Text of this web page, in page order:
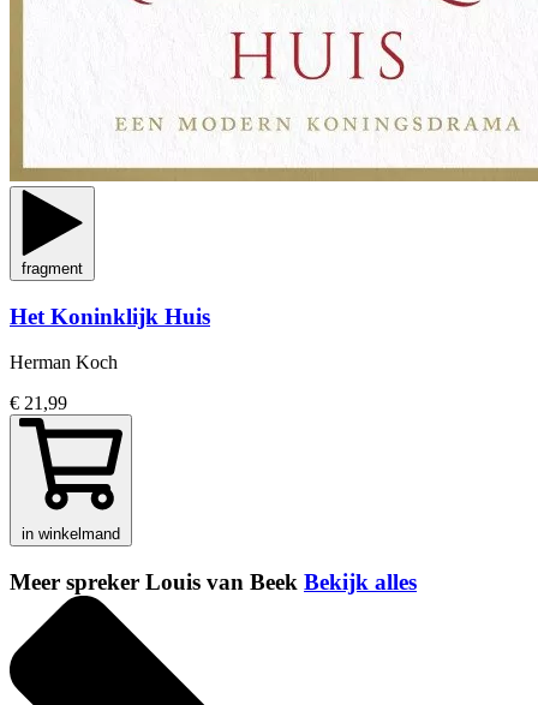
fragment
Het Koninklijk Huis
Herman Koch
€ 21,99
in winkelmand
Meer spreker Louis van Beek Bekijk alles